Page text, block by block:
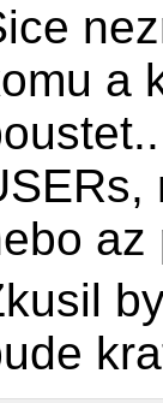
a
az